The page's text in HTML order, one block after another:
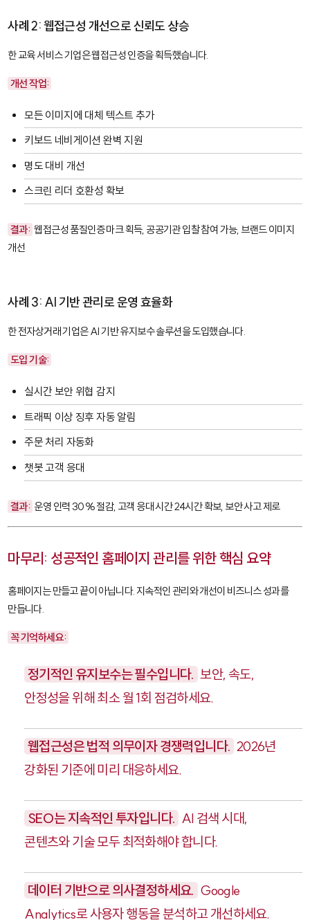
사례 2: 웹접근성 개선으로 신뢰도 상승
한 교육 서비스 기업은 웹접근성 인증을 획득했습니다.
개선 작업:
모든 이미지에 대체 텍스트 추가
키보드 네비게이션 완벽 지원
명도 대비 개선
스크린 리더 호환성 확보
결과: 웹접근성 품질인증 마크 획득, 공공기관 입찰 참여 가능, 브랜드 이미지
개선
사례 3: AI 기반 관리로 운영 효율화
한 전자상거래 기업은 AI 기반 유지보수 솔루션을 도입했습니다.
도입 기술:
실시간 보안 위협 감지
트래픽 이상 징후 자동 알림
주문 처리 자동화
챗봇 고객 응대
결과: 운영 인력 30% 절감, 고객 응대 시간 24시간 확보, 보안 사고 제로
마무리: 성공적인 홈페이지 관리를 위한 핵심 요약
홈페이지는 만들고 끝이 아닙니다. 지속적인 관리와 개선이 비즈니스 성과를
만듭니다.
꼭 기억하세요:
정기적인 유지보수는 필수입니다. 보안, 속도,
안정성을 위해 최소 월 1회 점검하세요.
웹접근성은 법적 의무이자 경쟁력입니다. 2026년
강화된 기준에 미리 대응하세요.
SEO는 지속적인 투자입니다. AI 검색 시대,
콘텐츠와 기술 모두 최적화해야 합니다.
데이터 기반으로 의사결정하세요. Google
Analytics로 사용자 행동을 분석하고 개선하세요.